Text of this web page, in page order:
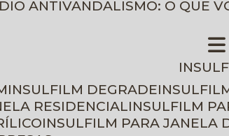
ANTIVANDALISMO: O QUE
INSULFILM DEGRADE
RESIDENCIAL INSULFILM
INSULFILM PARA JANELA